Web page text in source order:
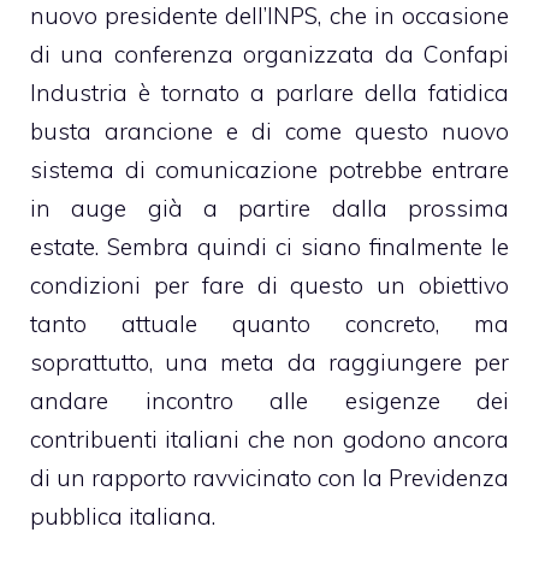
nuovo presidente dell’INPS, che in occasione
di una conferenza organizzata da Confapi
Industria è tornato a parlare della fatidica
busta arancione e di come questo nuovo
sistema di comunicazione potrebbe entrare
in auge già a partire dalla prossima
estate. Sembra quindi ci siano finalmente le
condizioni per fare di questo un obiettivo
tanto attuale quanto concreto, ma
soprattutto, una meta da raggiungere per
andare incontro alle esigenze dei
contribuenti italiani che non godono ancora
di un rapporto ravvicinato con la Previdenza
pubblica italiana.